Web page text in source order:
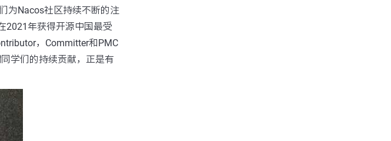
为Nacos社区持续不断的注
2021年获得开源中国最受
，Committer和PMC
学们的持续贡献，正是有